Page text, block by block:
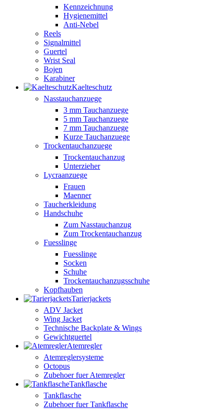
Kennzeichnung
Hygienemittel
Anti-Nebel
Reels
Signalmittel
Guertel
Wrist Seal
Bojen
Karabiner
Kaelteschutz
Nasstauchanzuege
3 mm Tauchanzuege
5 mm Tauchanzuege
7 mm Tauchanzuege
Kurze Tauchanzuege
Trockentauchanzuege
Trockentauchanzug
Unterzieher
Lycraanzuege
Frauen
Maenner
Taucherkleidung
Handschuhe
Zum Nasstauchanzug
Zum Trockentauchanzug
Fuesslinge
Fuesslinge
Socken
Schuhe
Trockentauchanzugsschuhe
Kopfhauben
Tarierjackets
ADV Jacket
Wing Jacket
Technische Backplate & Wings
Gewichtguertel
Atemregler
Atemreglersysteme
Octopus
Zubehoer fuer Atemregler
Tankflasche
Tankflasche
Zubehoer fuer Tankflasche